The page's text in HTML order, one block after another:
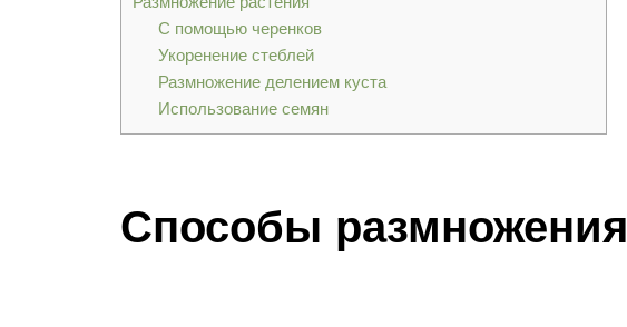
С помощью черенков
Укоренение стеблей
Размножение делением куста
Использование семян
Способы размножения